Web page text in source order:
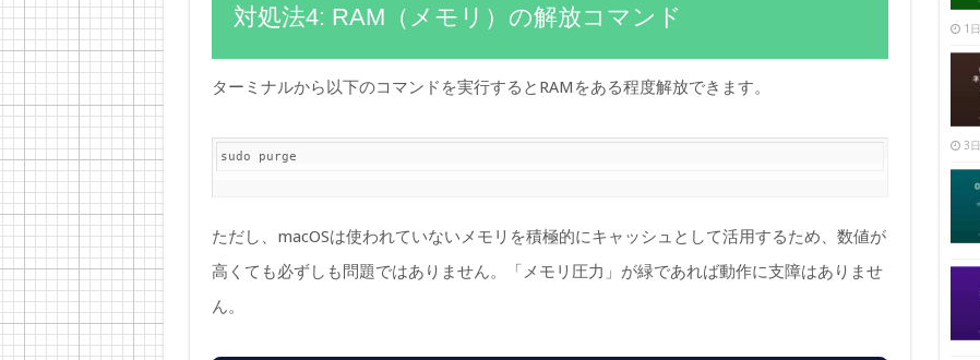
対処法4: RAM（メモリ）の解放コマンド
ターミナルから以下のコマンドを実行するとRAMをある程度解放できます。
sudo purge
ただし、macOSは使われていないメモリを積極的にキャッシュとして活用するため、数値が
高くても必ずしも問題ではありません。「メモリ圧力」が緑であれば動作に支障はありませ
ん。
1
3